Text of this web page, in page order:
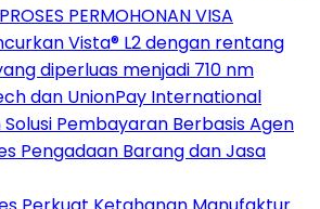
PERMOHONAN VISA
Vista® L2 dengan rentang
diperluas menjadi 710 nm
dan UnionPay International
Pembayaran Berbasis Agen
Pengadaan Barang dan Jasa